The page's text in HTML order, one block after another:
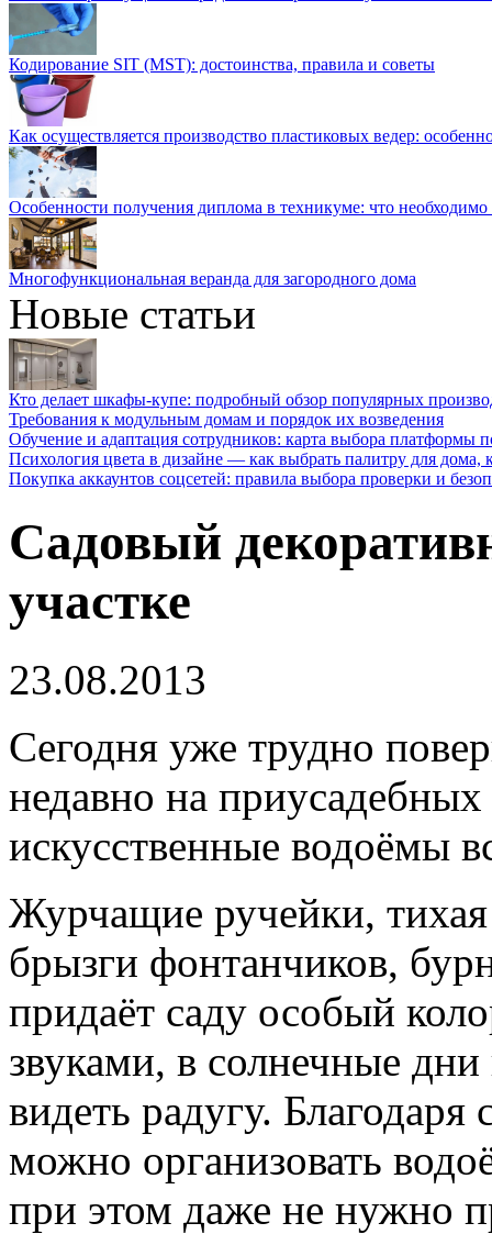
Кодирование SIT (MST): достоинства, правила и советы
Как осуществляется производство пластиковых ведер:
Особенности получения диплома в техникуме: что необходимо
Многофункциональная веранда для загородного дома
Новые статьи
Кто делает шкафы-купе: подробный обзор популярных
Требования к модульным домам и порядок их возведения
Обучение и адаптация сотрудников: карта выбора платформы
Психология цвета в дизайне — как выбрать палитру для дома,
Покупка аккаунтов соцсетей: правила выбора проверки и
Садовый
участке
23.08.2013
Сегодня уже трудно
недавно на приусадебных
искусственные водоёмы
Журчащие ручейки, тихая
брызги фонтанчиков,
придаёт саду особый
звуками, в солнечные
видеть радугу.
можно организовать
при этом даже не нужно